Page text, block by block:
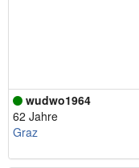
wudwo1964
62 Jahre
Graz